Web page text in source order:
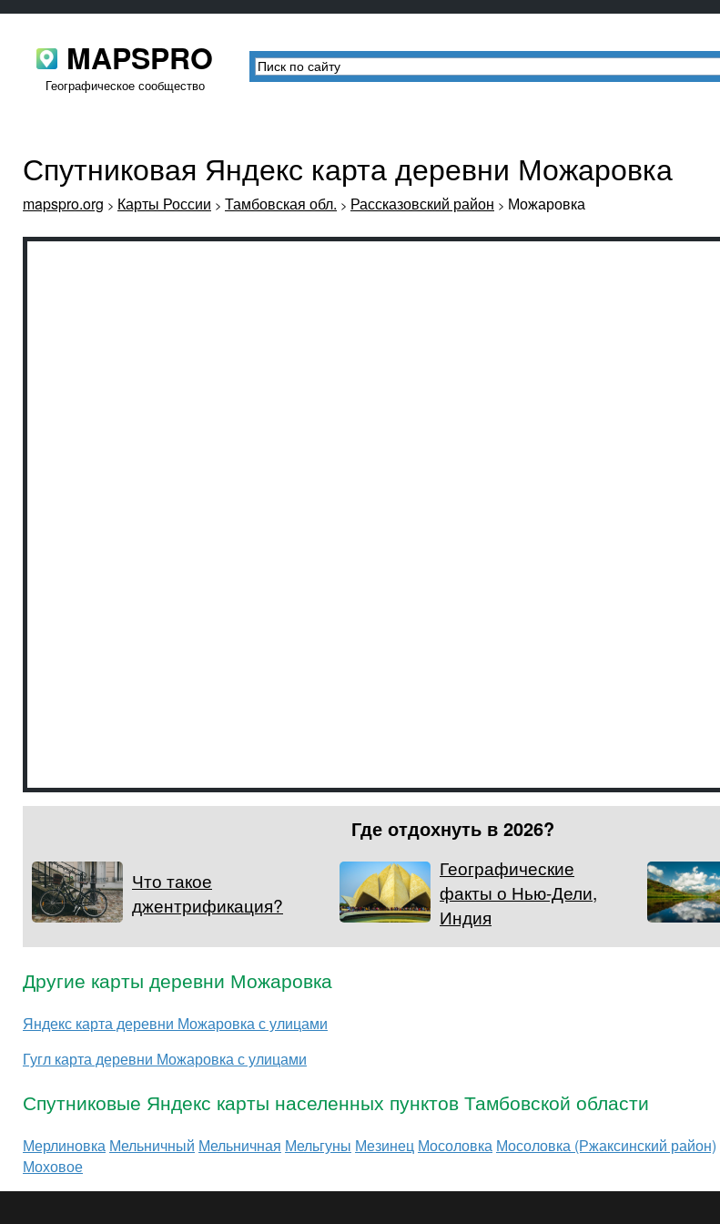
MAPSPRO
Географическое сообщество
Спутниковая Яндекс карта деревни Можаровка
mapspro.org > Карты России > Тамбовская обл. > Рассказовский район > Можаровка
Где отдохнуть в 2026?
Что такое
джентрификация?
Географические
факты о Нью-Дели,
Индия
Другие карты деревни Можаровка
Яндекс карта деревни Можаровка с улицами
Гугл карта деревни Можаровка с улицами
Спутниковые Яндекс карты населенных пунктов Тамбовской области
Мерлиновка Мельничный Мельничная Мельгуны Мезинец Мосоловка Мосоловка (Ржаксинский район)
Моховое